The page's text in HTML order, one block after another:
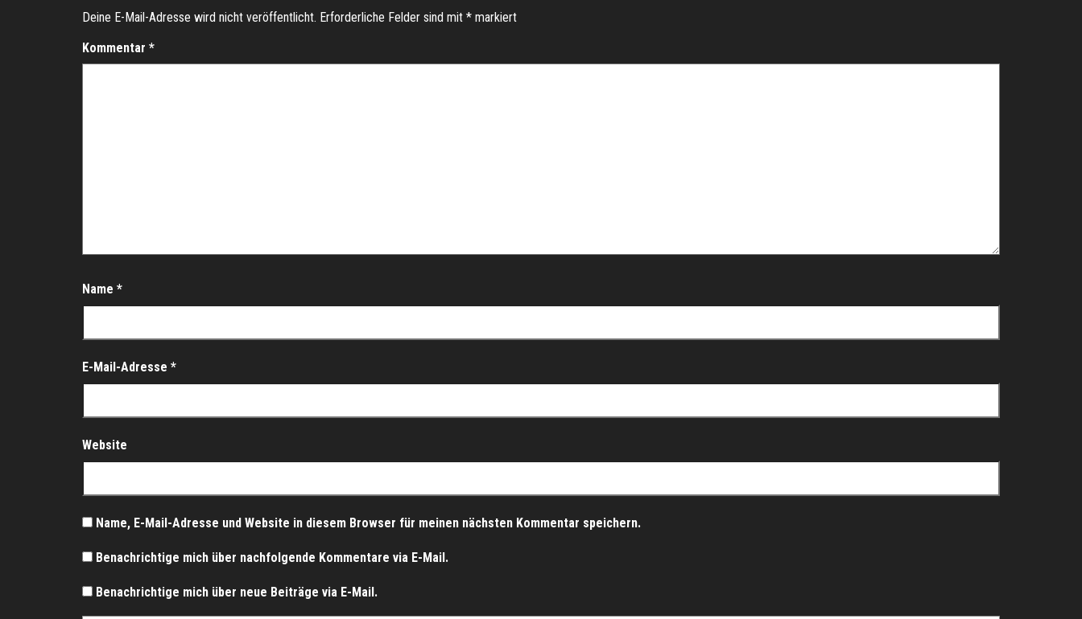
Deine E-Mail-Adresse wird nicht veröffentlicht. Erforderliche Felder sind mit * markiert
Kommentar *
Name *
E-Mail-Adresse *
Website
Name, E-Mail-Adresse und Website in diesem Browser für meinen nächsten Kommentar speichern.
Benachrichtige mich über nachfolgende Kommentare via E-Mail.
Benachrichtige mich über neue Beiträge via E-Mail.